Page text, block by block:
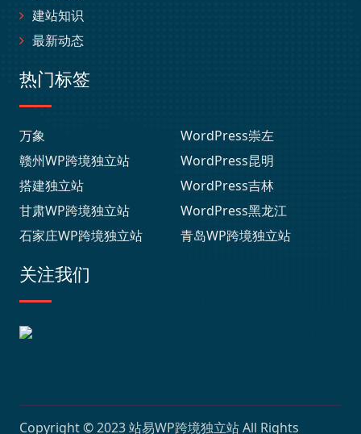
建站知识
最新动态
热门标签
万象
WordPress崇左
赣州WP跨境独立站
WordPress昆明
搭建独立站
WordPress吉林
甘肃WP跨境独立站
WordPress黑龙江
石家庄WP跨境独立站
青岛WP跨境独立站
关注我们
Copyright © 2023站易WP跨境独立站All Rights